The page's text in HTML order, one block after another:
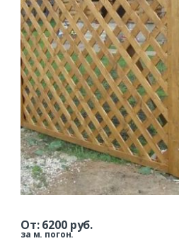
От:6200руб.
за м. погон.